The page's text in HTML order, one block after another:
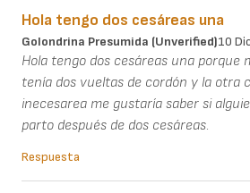
Hola tengo dos cesáreas una
Golondrina Presumida (unverified)10
Hola tengo dos cesáreas una porque
tenía dos vueltas de cordón y la otra
inecesarea me gustaría saber si
parto después de dos cesáreas.
Respuesta